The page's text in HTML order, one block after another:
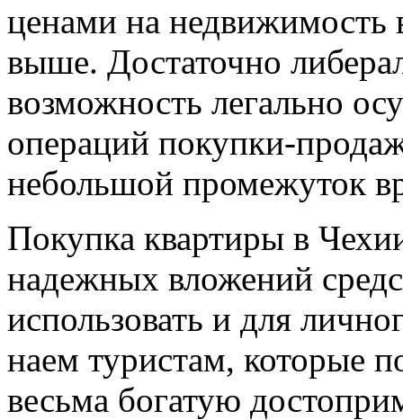
ценами на недвижимость
выше. Достаточно
возможность легально
операций покупки-
небольшой промежуток
Покупка квартиры в
надежных вложений
использовать и для
наем туристам, которые
весьма богатую